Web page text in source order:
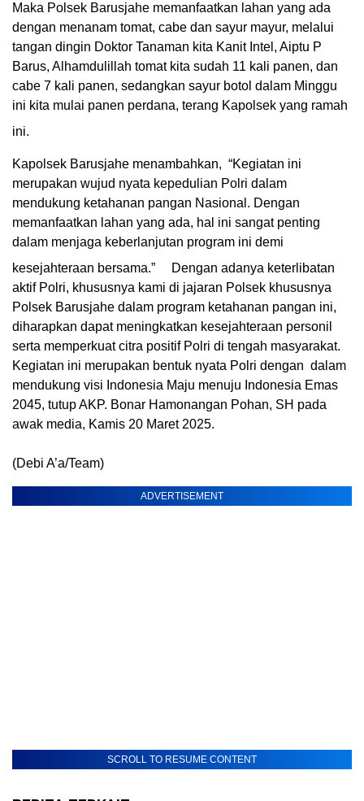
Maka Polsek Barusjahe memanfaatkan lahan yang ada
dengan menanam tomat, cabe dan sayur mayur, melalui
tangan dingin Doktor Tanaman kita Kanit Intel, Aiptu P
Barus, Alhamdulillah tomat kita sudah 11 kali panen, dan
cabe 7 kali panen, sedangkan sayur botol dalam Minggu
ini kita mulai panen perdana, terang Kapolsek yang ramah
ini.
Kapolsek Barusjahe menambahkan, “Kegiatan ini
merupakan wujud nyata kepedulian Polri dalam
mendukung ketahanan pangan Nasional. Dengan
memanfaatkan lahan yang ada, hal ini sangat penting
dalam menjaga keberlanjutan program ini demi
kesejahteraan bersama.”
Dengan adanya keterlibatan
aktif Polri, khususnya kami di jajaran Polsek khususnya
Polsek Barusjahe dalam program ketahanan pangan ini,
diharapkan dapat meningkatkan kesejahteraan personil
serta memperkuat citra positif Polri di tengah masyarakat.
Kegiatan ini merupakan bentuk nyata Polri dengan dalam
mendukung visi Indonesia Maju menuju Indonesia Emas
2045, tutup AKP. Bonar Hamonangan Pohan, SH pada
awak media, Kamis 20 Maret 2025.
(Debi A’a/Team)
ADVERTISEMENT
SCROLL TO RESUME CONTENT